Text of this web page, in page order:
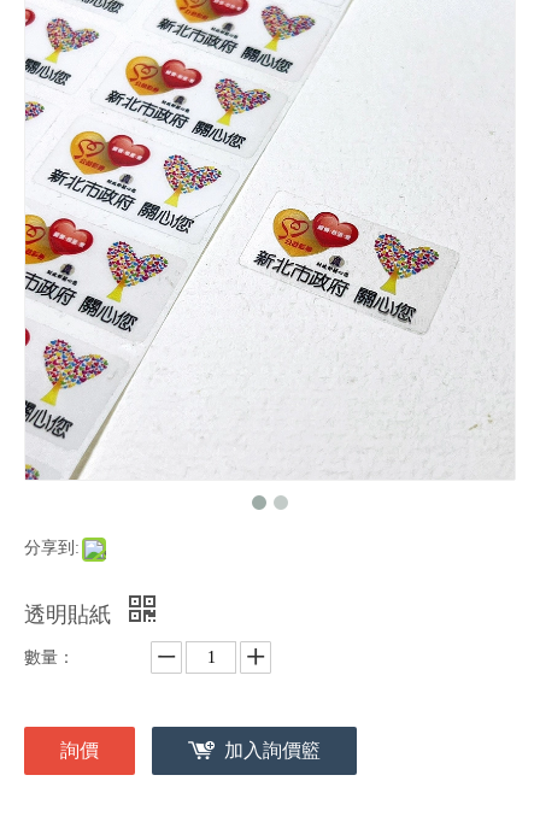
分享到:
透明貼紙
數量：
詢價 加入詢價籃